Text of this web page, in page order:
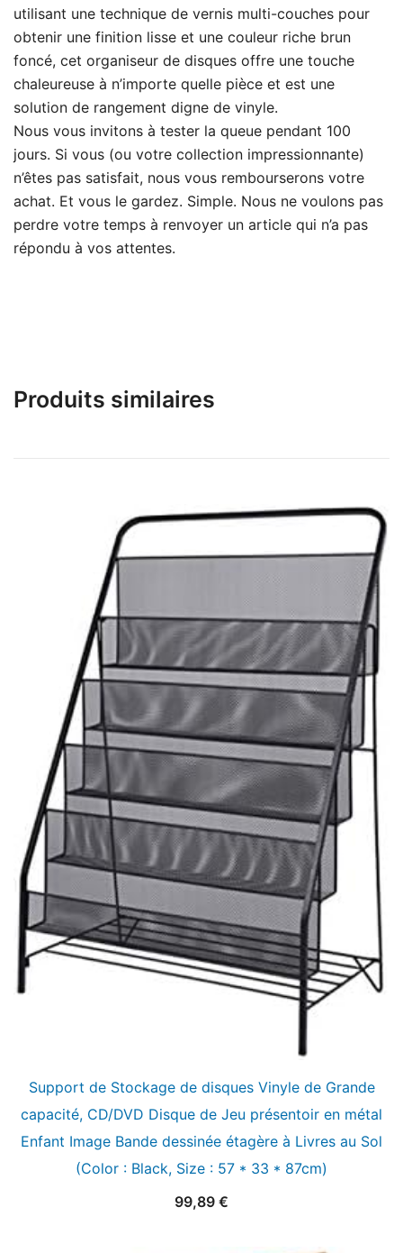
utilisant une technique de vernis multi-couches pour
obtenir une finition lisse et une couleur riche brun
foncé, cet organiseur de disques offre une touche
chaleureuse à n’importe quelle pièce et est une
solution de rangement digne de vinyle.
Nous vous invitons à tester la queue pendant 100
jours. Si vous (ou votre collection impressionnante)
n’êtes pas satisfait, nous vous rembourserons votre
achat. Et vous le gardez. Simple. Nous ne voulons pas
perdre votre temps à renvoyer un article qui n’a pas
répondu à vos attentes.
Produits similaires
Support de Stockage de disques Vinyle de Grande
capacité, CD/DVD Disque de Jeu présentoir en métal
Enfant Image Bande dessinée étagère à Livres au Sol
(Color : Black, Size : 57 * 33 * 87cm)
99,89 €